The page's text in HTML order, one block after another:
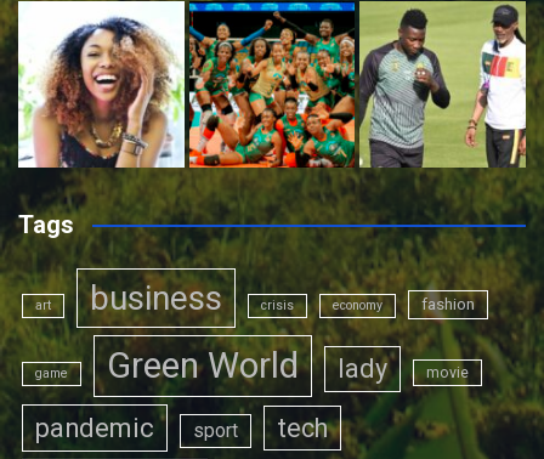
Tags
art business crisis economy fashion
game Green World lady movie
pandemic sport tech